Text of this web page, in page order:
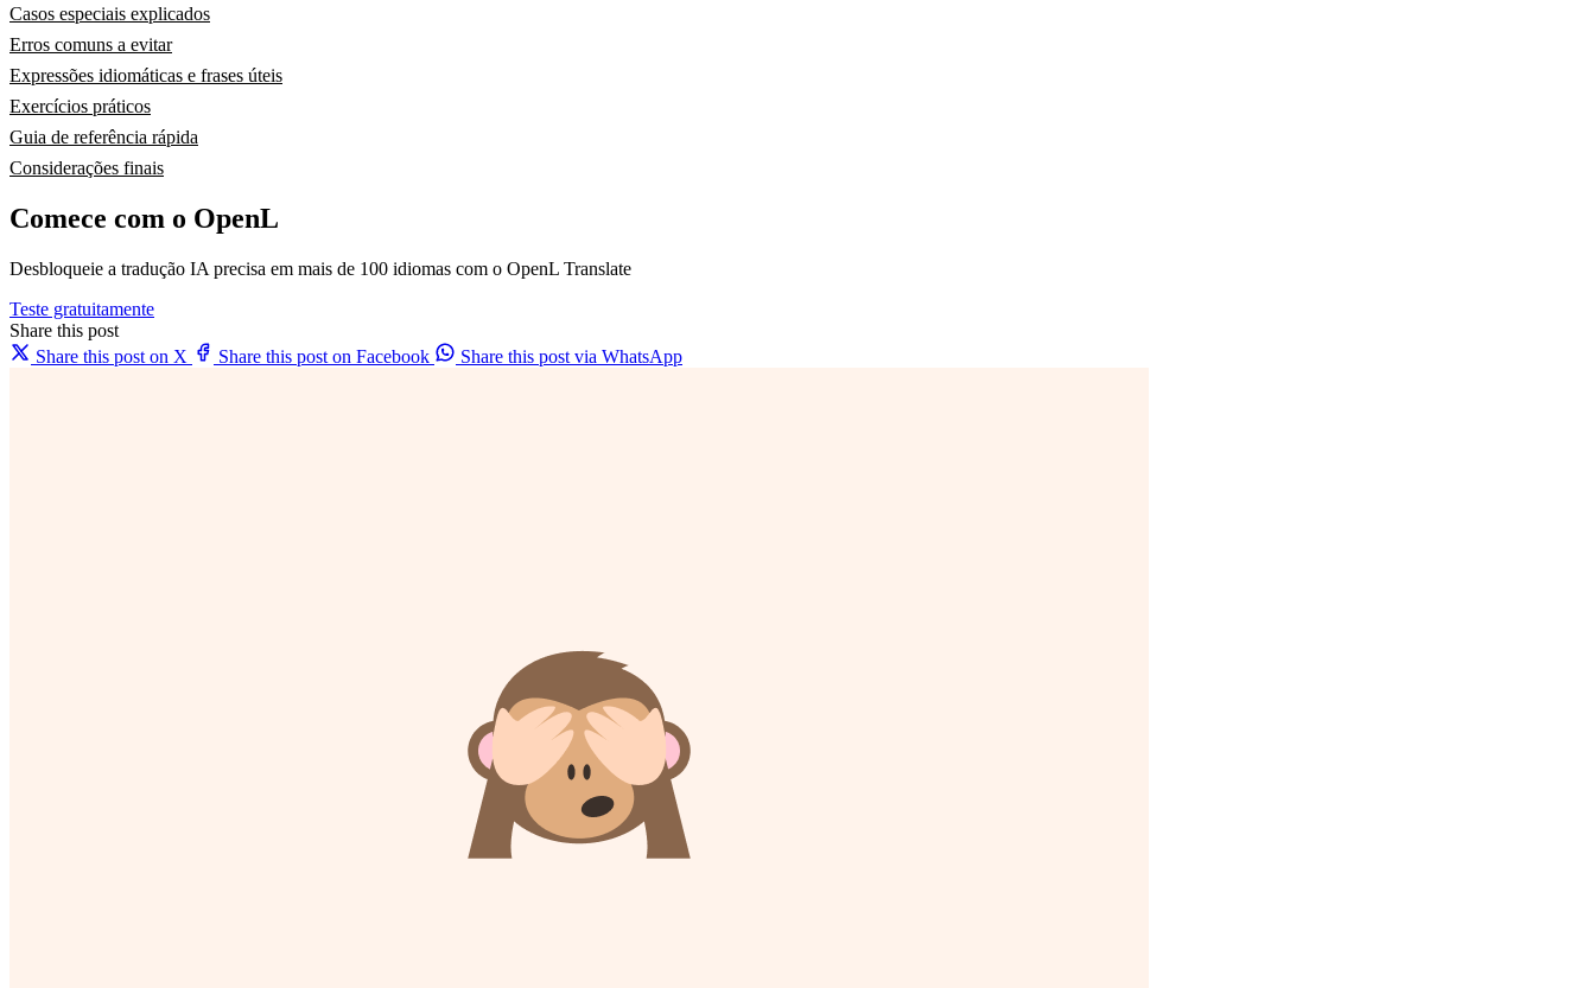
Casos especiais explicados
Erros comuns a evitar
Expressões idiomáticas e frases úteis
Exercícios práticos
Guia de referência rápida
Considerações finais
Comece com o OpenL
Desbloqueie a tradução IA precisa em mais de 100 idiomas com o OpenL Translate
Teste gratuitamente
Share this post
Share this post on X
Share this post on Facebook Share this post via WhatsApp